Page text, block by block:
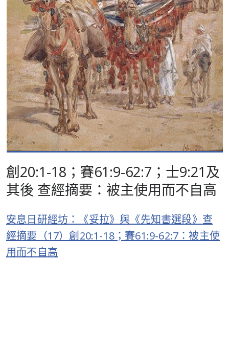
創20:1-18；賽61:9-62:7；士9:21及
其後 查經摘要：被主使用而不自高
安息日研經坊：《妥拉》與《先知書選段》查
經摘要（17）創20:1-18；賽61:9-62:7：被主使
用而不自高